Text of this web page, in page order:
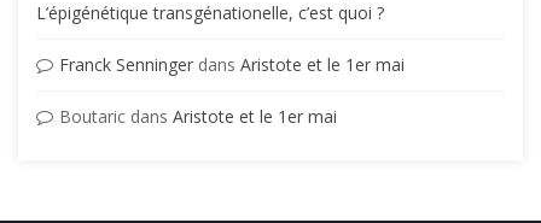
L’épigénétique transgénationelle, c’est quoi ?
Franck Senninger dans Aristote et le 1er mai
Boutaric dans Aristote et le 1er mai